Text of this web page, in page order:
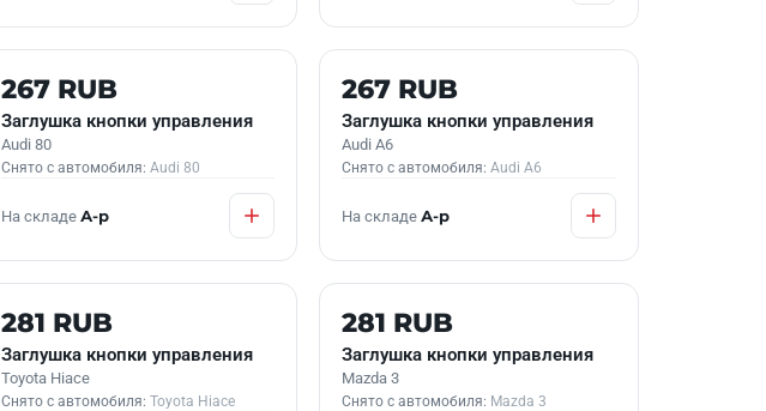
Б/У В НАЛИЧИИ
267 RUB
Заглушка кнопки управления
Audi 80
Снято с автомобиля: Audi 80
На складе А-р
Б/У В НАЛИЧИИ
267 RUB
Заглушка кнопки управления
Audi A6
Снято с автомобиля: Audi A6
На складеА-р
Б/У В НАЛИЧИИ
281 RUB
Заглушка кнопки управления
Toyota Hiace
Снято с автомобиля: Toyota Hiace
Б/У В НАЛИЧИИ
281 RUB
Заглушка кнопки управления
Mazda 3
Снято с автомобиля: Mazda 3